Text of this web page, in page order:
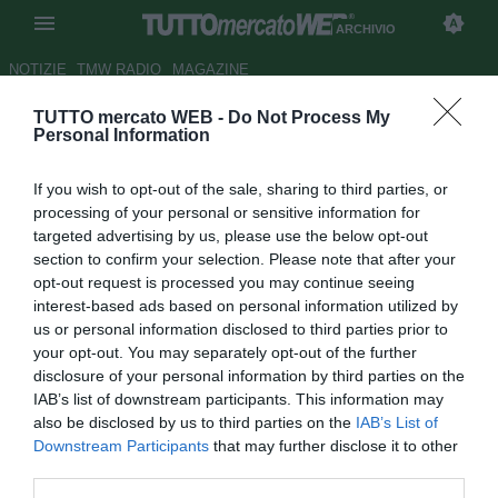
TUTTO mercato WEB - Do Not Process My
Personal Information
If you wish to opt-out of the sale, sharing to third parties, or
processing of your personal or sensitive information for
targeted advertising by us, please use the below opt-out
section to confirm your selection. Please note that after your
opt-out request is processed you may continue seeing
interest-based ads based on personal information utilized by
us or personal information disclosed to third parties prior to
your opt-out. You may separately opt-out of the further
disclosure of your personal information by third parties on the
IAB’s list of downstream participants. This information may
also be disclosed by us to third parties on the IAB’s List of
Downstream Participants that may further disclose it to other
ARCHIVIO
NOTIZIE TMW RADIO MAGAZINE
TMW AWARDS - Valanga di voti
Autore Alessio Calfapietra
11.10.2010 11:45
vedi letture